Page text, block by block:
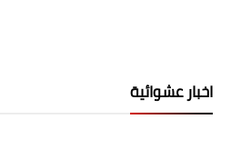
اخبار عشوائية